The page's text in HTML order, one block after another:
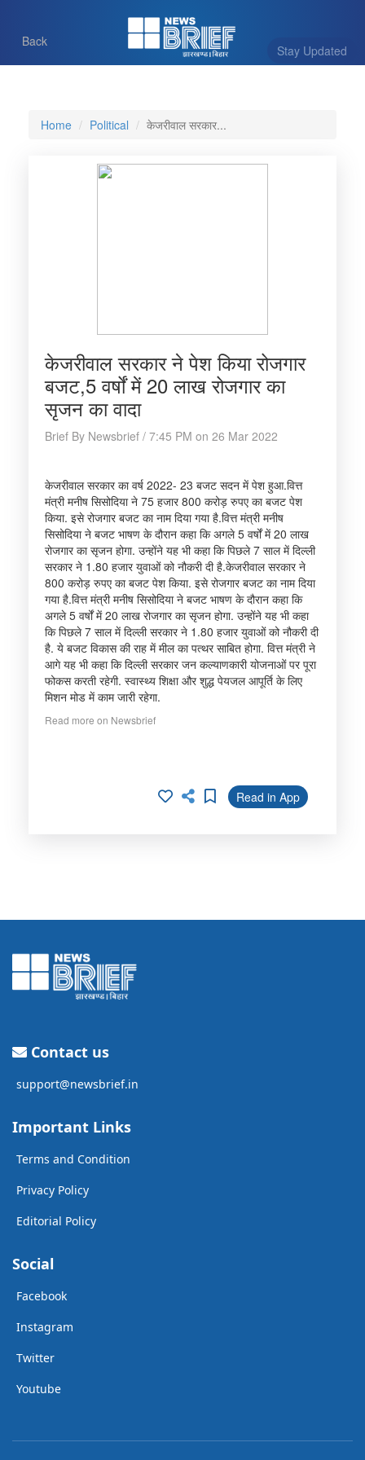
Stay Updated
Back
Home Political केजरीवाल सरकार...
केजरीवाल सरकार ने पेश किया रोजगार
बजट,5 वर्षों में 20 लाख रोजगार का
सृजन का वादा
Brief By Newsbrief / 7:45 PM on 26 Mar 2022
केजरीवाल सरकार का वर्ष 2022- 23 बजट सदन में पेश हुआ.वित्त
मंत्री मनीष सिसोदिया ने 75 हजार 800 करोड़ रुपए का बजट पेश
किया. इसे रोजगार बजट का नाम दिया गया है.वित्त मंत्री मनीष
सिसोदिया ने बजट भाषण के दौरान कहा कि अगले 5 वर्षों में 20 लाख
रोजगार का सृजन होगा. उन्होंने यह भी कहा कि पिछले 7 साल में दिल्ली
सरकार ने 1.80 हजार युवाओं को नौकरी दी है.केजरीवाल सरकार ने
800 करोड़ रुपए का बजट पेश किया. इसे रोजगार बजट का नाम दिया
गया है.वित्त मंत्री मनीष सिसोदिया ने बजट भाषण के दौरान कहा कि
अगले 5 वर्षों में 20 लाख रोजगार का सृजन होगा. उन्होंने यह भी कहा
कि पिछले 7 साल में दिल्ली सरकार ने 1.80 हजार युवाओं को नौकरी दी
है. ये बजट विकास की राह में मील का पत्थर साबित होगा. वित्त मंत्री ने
आगे यह भी कहा कि दिल्ली सरकार जन कल्याणकारी योजनाओं पर पूरा
फोकस करती रहेगी. स्वास्थ्य शिक्षा और शुद्ध पेयजल आपूर्ति के लिए
मिशन मोड में काम जारी रहेगा.
Read more on Newsbrief
Read in App
Contact us
support@newsbrief.in
Important Links
Terms and Condition
Privacy Policy
Editorial Policy
Social
Facebook
Instagram
Twitter
Youtube